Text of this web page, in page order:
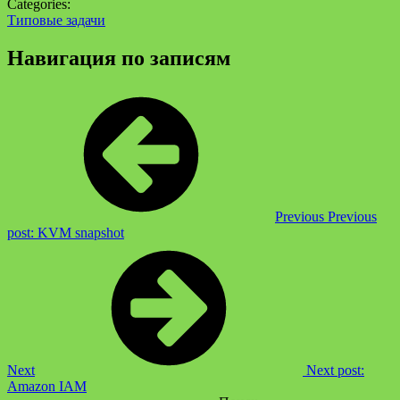
Categories:
Типовые задачи
Навигация по записям
Previous Previous
post: KVM snapshot
Next
Next post:
Amazon IAM